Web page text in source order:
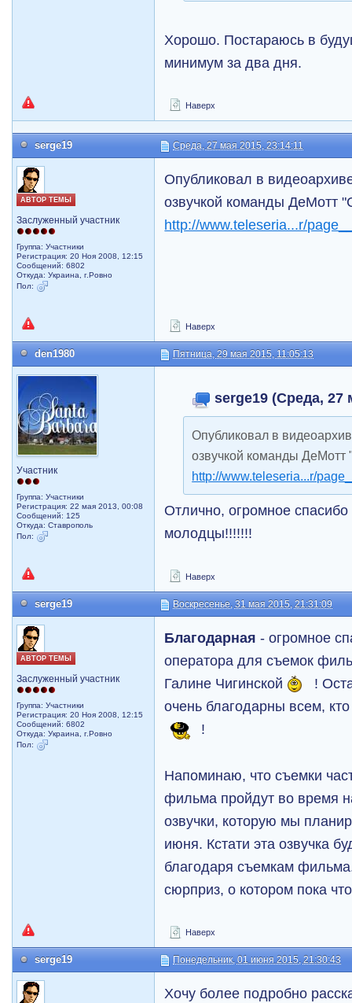
Хорошо. Постараюсь в
минимум за два дня.
Наверх
serge19 Среда, 27 мая 2015, 23:14:11
АВТОР ТЕМЫ
Заслуженный участник
Группа: Участники
Регистрация: 20 Ноя 2008, 12:15
Сообщений: 6802
Откуда: Украина, г.Ровно
Пол:
Опубликовал в
озвучкой команды ДеМотт
http://www.teleseria...r/
Наверх
den1980 Пятница, 29 мая 2015, 11:05:13
Участник
Группа: Участники
Регистрация: 22 мая 2013, 00:08
Сообщений: 125
Откуда: Ставрополь
Пол:
serge19 (Среда, 27
Опубликовал в
озвучкой команды ДеМотт
http://www.teleseria...r/
Отлично, огромное
молодцы!!!!!!!
Наверх
serge19 Воскресенье, 31 мая 2015, 21:31:09
АВТОР ТЕМЫ
Заслуженный участник
Группа: Участники
Регистрация: 20 Ноя 2008, 12:15
Сообщений: 6802
Откуда: Украина, г.Ровно
Пол:
Благодарная - огромное
оператора для съемок
Галине Чигинской
!
очень благодарны всем,
!
Напоминаю, что съемки
фильма пройдут во время
озвучки, которую мы
июня. Кстати эта озвучка
благодаря съемкам
сюрприз, о котором пока
Наверх
serge19 Понедельник, 01 июня 2015, 21:30:43
Хочу более подробно